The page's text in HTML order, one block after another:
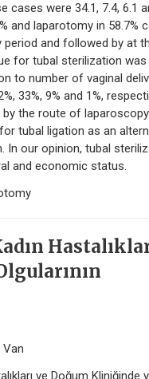
were 34.1, 7.4, 6.1
and laparotomy in 58.7%
and followed by at
for tubal sterilization
to number of vaginal
33%, 9% and 1%,
the route of
tubal ligation as an
our opinion, tubal
and economic status.
Van
ve Doğum Kliniğinde